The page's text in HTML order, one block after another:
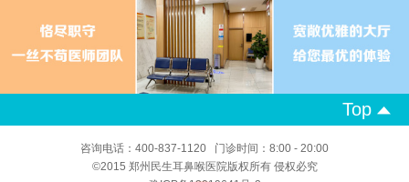
Top
咨询电话：400-837-1120 门诊时间：8:00 - 20:00
©2015 郑州民生耳鼻喉医院版权所有 侵权必究